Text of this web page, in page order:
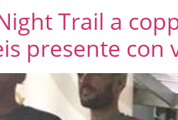
Trail a
presente con